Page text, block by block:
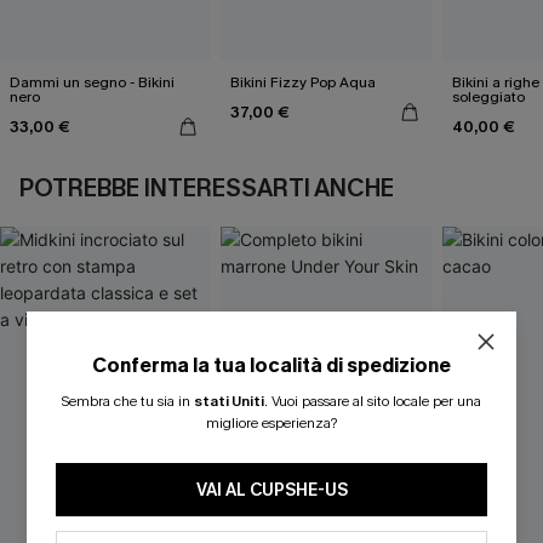
Dammi un segno - Bikini
nero
33,00 €
Bikini Fizzy Pop Aqua
37,00 €
Bikini a
soleggiato
40,00 €
POTREBBE INTERESSARTI ANCHE
Conferma la tua località di spedizione
Sembra che tu sia in stati Uniti. Vuoi passare al sito locale per una
migliore esperienza?
VAI AL CUPSHE-US